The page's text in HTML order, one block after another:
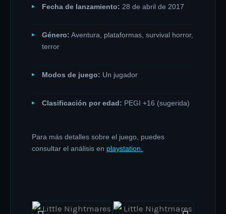
Fecha de lanzamiento: 28 de abril de 2017
Género: Aventura, plataformas, survival horror,
terror
Modos de juego: Un jugador
Clasificación por edad: PEGI +16 (sugerida)
Para más detalles sobre el juego, puedes
consultar el análisis en playstation.